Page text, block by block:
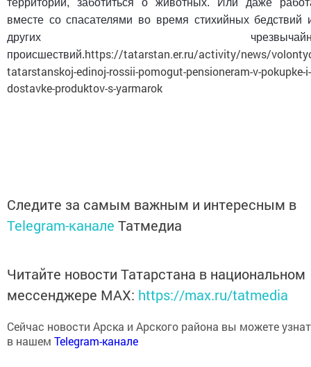
территорий, заботиться о животных. Или даже
вместе со спасателями во время стихийных бедствий
других
происшествий.https://tatarstan.er.ru/activity/news/
tatarstanskoj-edinoj-rossii-pomogut-pensioneram-v-pokupke-i-
dostavke-produktov-s-yarmarok
Следите за самым важным и интересным в
Telegram-канале Татмедиа
Читайте новости Татарстана в национальном
мессенджере MАХ: https://max.ru/tatmedia
Сейчас новости Арска и Арского района вы можете
в нашем Telegram-канале